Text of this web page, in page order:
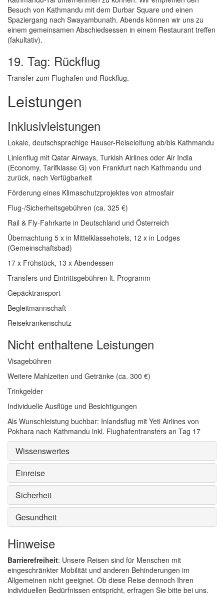
Besuch von Kathmandu mit dem Durbar Square und einen
Spaziergang nach Swayambunath. Abends können wir uns zu
einem gemeinsamen Abschiedsessen in einem Restaurant treffen
(fakultativ).
19. Tag: Rückflug
Transfer zum Flughafen und Rückflug.
Leistungen
Inklusivleistungen
Lokale, deutschsprachige Hauser-Reiseleitung ab/bis Kathmandu
Linienflug mit Qatar Airways, Turkish Airlines oder Air India
(Economy, Tarifklasse G) von Frankfurt nach Kathmandu und
zurück, nach Verfügbarkeit
Förderung eines Klimaschutzprojektes von atmosfair
Flug-/Sicherheitsgebühren (ca. 325 €)
Rail & Fly-Fahrkarte in Deutschland und Österreich
Übernachtung 5 x in Mittelklassehotels, 12 x in Lodges
(Gemeinschaftsbad)
17 x Frühstück, 13 x Abendessen
Transfers und Eintrittsgebühren lt. Programm
Gepäcktransport
Begleitmannschaft
Reisekrankenschutz
Nicht enthaltene Leistungen
Visagebühren
Weitere Mahlzeiten und Getränke (ca. 300 €)
Trinkgelder
Individuelle Ausflüge und Besichtigungen
Als Wunschleistung buchbar: Inlandsflug mit Yeti Airlines von
Pokhara nach Kathmandu inkl. Flughafentransfers an Tag 17
Wissenswertes
Einreise
Sicherheit
Gesundheit
Hinweise
Barrierefreiheit: Unsere Reisen sind für Menschen mit
eingeschränkter Mobilität und anderen Behinderungen im
Allgemeinen nicht geeignet. Ob diese Reise dennoch Ihren
individuellen Bedürfnissen entspricht, erfragen Sie bitte bei uns.